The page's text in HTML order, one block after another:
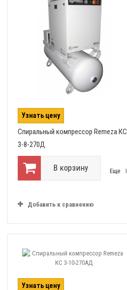
Узнать цену
Спиральный компрессор Remeza КС
3-8-270Д
В корзину Еще
Добавить к сравнению
Узнать цену